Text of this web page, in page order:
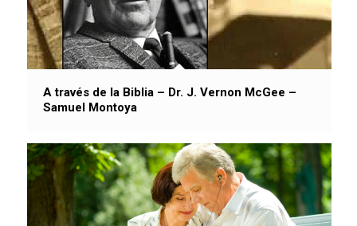
A través de la Biblia – Dr. J. Vernon McGee –
Samuel Montoya